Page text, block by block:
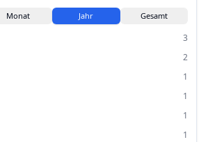
Monat Jahr Gesamt
3
2
1
1
1
1